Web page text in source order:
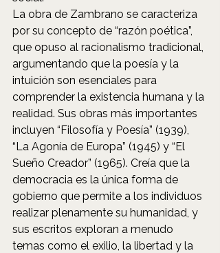
La obra de Zambrano se caracteriza
por su concepto de “razón poética”,
que opuso al racionalismo tradicional,
argumentando que la poesía y la
intuición son esenciales para
comprender la existencia humana y la
realidad. Sus obras más importantes
incluyen “Filosofía y Poesía” (1939),
“La Agonía de Europa” (1945) y “El
Sueño Creador” (1965). Creía que la
democracia es la única forma de
gobierno que permite a los individuos
realizar plenamente su humanidad, y
sus escritos exploran a menudo
temas como el exilio, la libertad y la